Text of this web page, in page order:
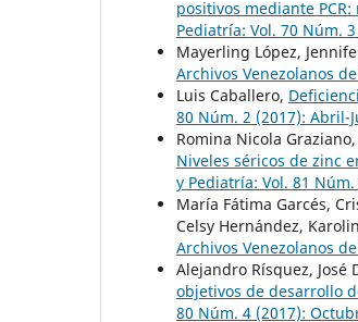
positivos mediante
Pediatría: Vol. 70 Núm.
Mayerling López,
Archivos Venezolanos
Luis Caballero,
80 Núm. 2 (2017): Abril-
Romina Nicola
Niveles séricos de zinc
y Pediatría: Vol. 81
María Fátima Garcés,
Celsy Hernández,
Archivos Venezolanos
Alejandro Rísquez, José
objetivos de desarrollo
80 Núm. 4 (2017):